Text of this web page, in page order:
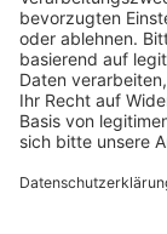
der Stadt.
Veröffentlicht:
Anzeige